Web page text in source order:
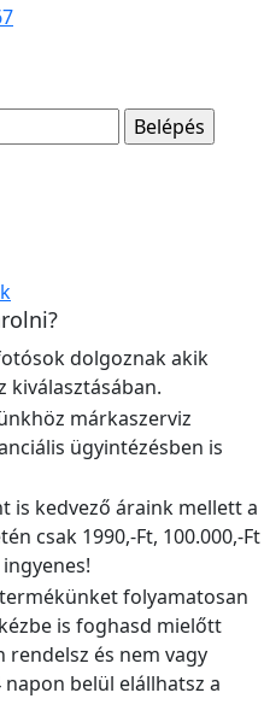
dolgoznak akik
kiválasztásában.
márkaszerviz
ügyintézésben is
is kedvező áraink mellett a
csak 1990,-Ft, 100.000,-Ft
termékünket folyamatosan
is foghasd mielőtt
és nem vagy
belül elállhatsz a